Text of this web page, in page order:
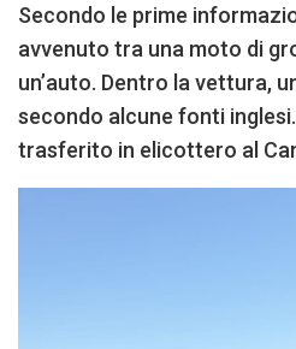
Secondo le prime
avvenuto tra una moto di
un’auto. Dentro la vettura,
secondo alcune fonti
trasferito in elicottero al